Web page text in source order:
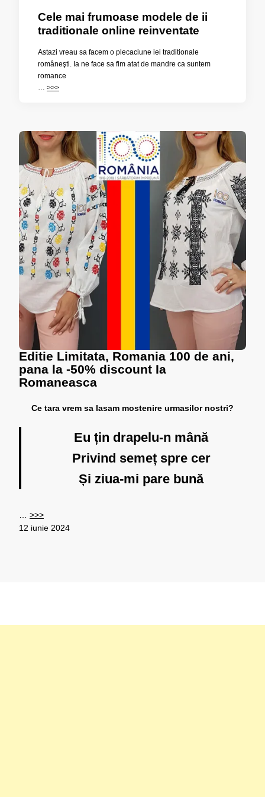
Cele mai frumoase modele de ii
traditionale online reinventate
Astazi vreau sa facem o plecaciune iei traditionale
româneşti. Ia ne face sa fim atat de mandre ca suntem
romance
… >>>
Editie Limitata, Romania 100 de ani,
pana la -50% discount Ia
Romaneasca
Ce tara vrem sa lasam mostenire urmasilor nostri?
Eu țin drapelu-n mână
Privind semeț spre cer
Și ziua-mi pare bună
… >>>
12 iunie 2024